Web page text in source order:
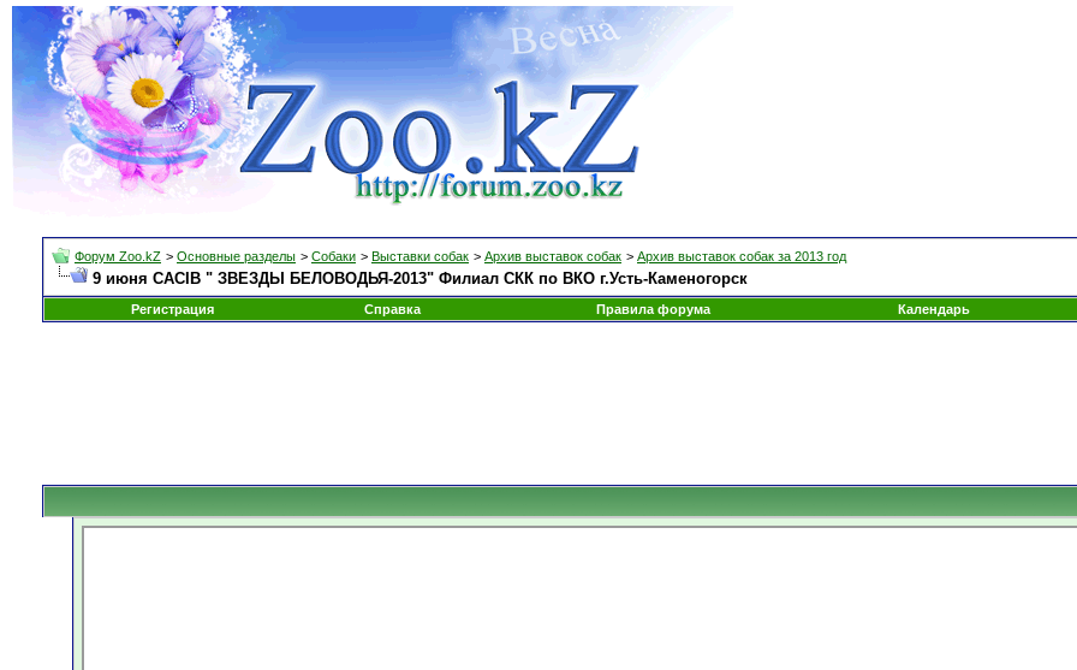
Форум Zoo.kZ > Основные разделы > Собаки > Выставки собак > Архив выставок собак > Архив выставок собак за 2013 год
9 июня СACIB " ЗВЕЗДЫ БЕЛОВОДЬЯ-2013" Филиал СКК по ВКО г.Усть-Каменогорск
Регистрация Справка Правила форума Календарь